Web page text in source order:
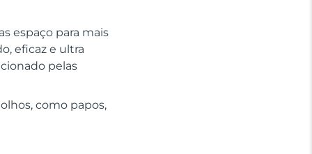
espaço para mais
eficaz e ultra
pelas
como papos,